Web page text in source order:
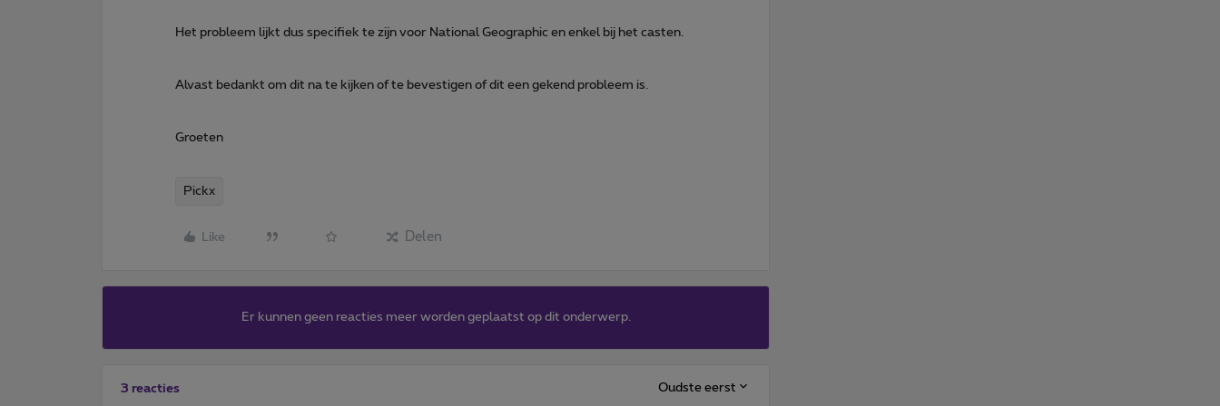
Het probleem lijkt dus specifiek te zijn voor National Geographic en enkel bij het casten.
Alvast bedankt om dit na te kijken of te bevestigen of dit een gekend probleem is.
Groeten
Pickx
Like Delen
Er kunnen geen reacties meer worden geplaatst op dit onderwerp.
3 reacties Oudste eerst